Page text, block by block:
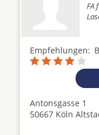
FA
Empfehlungen:
Antonsgasse 1
50667 Köln